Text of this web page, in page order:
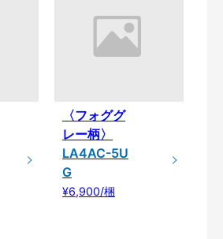
〈フォググ
レー柄〉
LA4AC-5U
G
¥6,900/梱